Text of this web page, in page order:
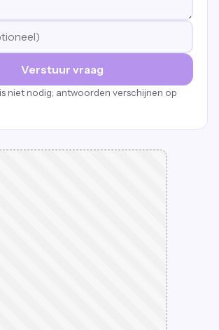
Verstuur vraag
niet nodig; antwoorden verschijnen op